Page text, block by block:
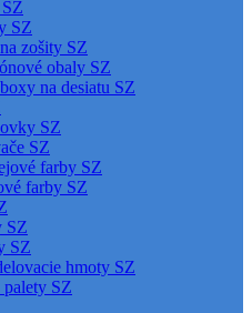
SZ
zošity SZ
obaly SZ
na desiatu SZ
SZ
SZ
farby SZ
farby SZ
SZ
SZ
hmoty SZ
palety SZ